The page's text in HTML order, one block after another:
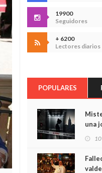
19900
Seguidores
+ 6200
Lectores diarios
POPULARES
una